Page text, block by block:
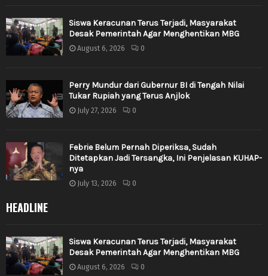
Siswa Keracunan Terus Terjadi, Masyarakat
Desak Pemerintah Agar Menghentikan MBG
August 6, 2026 0
Perry Mundur dari Gubernur BI di Tengah Nilai
Tukar Rupiah yang Terus Anjlok
July 27, 2026 0
Febrie Belum Pernah Diperiksa, Sudah
Ditetapkan Jadi Tersangka, Ini Penjelasan KUHAP-
nya
July 13, 2026 0
HEADLINE
Siswa Keracunan Terus Terjadi, Masyarakat
Desak Pemerintah Agar Menghentikan MBG
August 6, 2026 0